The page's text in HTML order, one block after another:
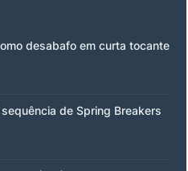
desabafo em curta tocante
de Spring Breakers